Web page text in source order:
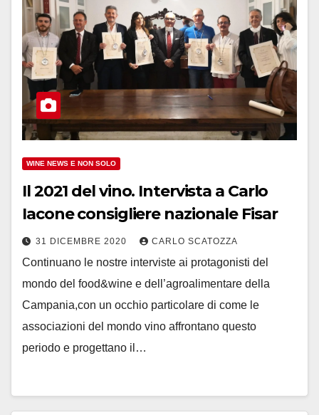
WINE NEWS E NON SOLO
Il 2021 del vino. Intervista a Carlo
Iacone consigliere nazionale Fisar
31 DICEMBRE 2020 CARLO SCATOZZA
Continuano le nostre interviste ai protagonisti del
mondo del food&wine e dell’agroalimentare della
Campania,con un occhio particolare di come le
associazioni del mondo vino affrontano questo
periodo e progettano il…